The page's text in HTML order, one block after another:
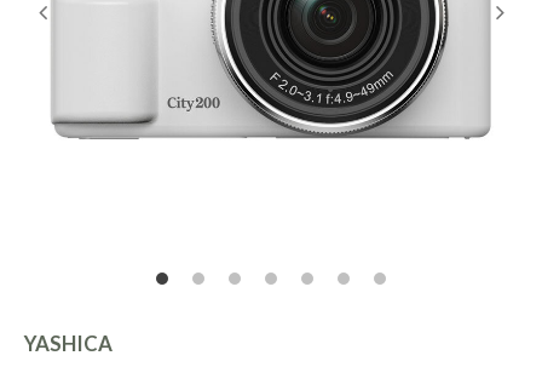
YASHICA